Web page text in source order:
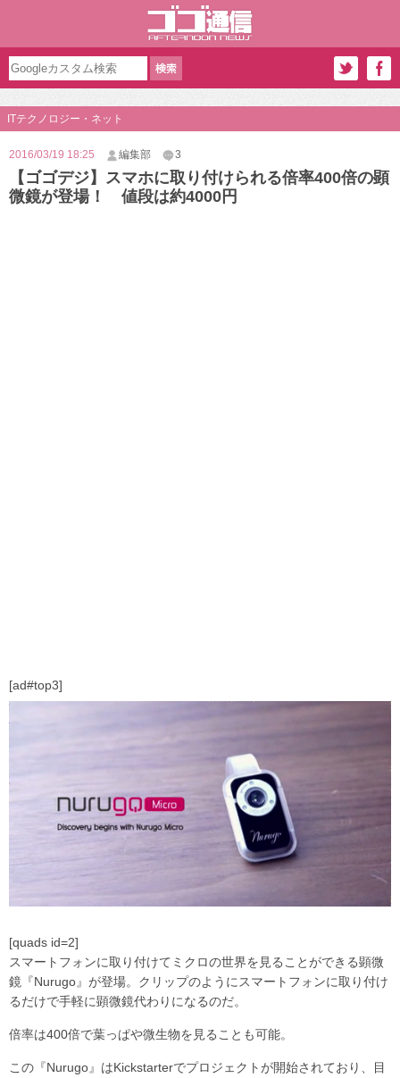
ITテクノロジー・ネット
2016/03/19 18:25 編集部 3
【ゴゴデジ】スマホに取り付けられる倍率400倍の顕
微鏡が登場！ 値段は約4000円
[ad#top3]
[quads id=2]
スマートフォンに取り付けてミクロの世界を見ることができる顕微
鏡『Nurugo』が登場。クリップのようにスマートフォンに取り付け
るだけで手軽に顕微鏡代わりになるのだ。
倍率は400倍で葉っぱや微生物を見ることも可能。
この『Nurugo』はKickstarterでプロジェクトが開始されており、目